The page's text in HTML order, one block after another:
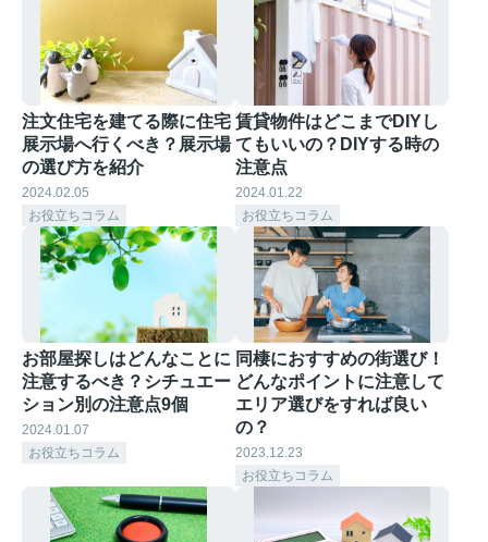
注文住宅を建てる際に住宅
展示場へ行くべき？展示場
の選び方を紹介
2024.02.05
お役立ちコラム
賃貸物件はどこまでDIYし
てもいいの？DIYする時の
注意点
2024.01.22
お役立ちコラム
お部屋探しはどんなことに
注意するべき？シチュエー
ション別の注意点9個
2024.01.07
お役立ちコラム
同棲におすすめの街選び！
どんなポイントに注意して
エリア選びをすれば良い
の？
2023.12.23
お役立ちコラム